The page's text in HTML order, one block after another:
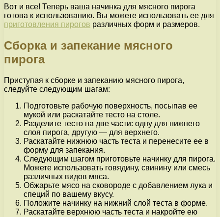
Вот и все! Теперь ваша начинка для мясного пирога
готова к использованию. Вы можете использовать ее для
приготовления пирогов различных форм и размеров.
Сборка и запекание мясного
пирога
Приступая к сборке и запеканию мясного пирога,
следуйте следующим шагам:
Подготовьте рабочую поверхность, посыпав ее
мукой или раскатайте тесто на столе.
Разделите тесто на две части: одну для нижнего
слоя пирога, другую — для верхнего.
Раскатайте нижнюю часть теста и перенесите ее в
форму для запекания.
Следующим шагом приготовьте начинку для пирога.
Можете использовать говядину, свинину или смесь
различных видов мяса.
Обжарьте мясо на сковороде с добавлением лука и
специй по вашему вкусу.
Положите начинку на нижний слой теста в форме.
Раскатайте верхнюю часть теста и накройте ею